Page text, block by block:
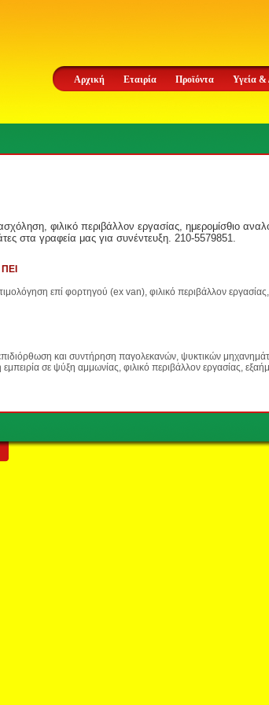
Αρχική Εταιρία Προϊόντα Υγεία &
φιλικό περιβάλλον εργασίας, ημερομίσθιο
στα γραφεία μας για συνέντευξη. 210-5579851.
επί φορτηγού (ex van), φιλικό περιβάλλον
και συντήρηση παγολεκανών, ψυκτικών
σε ψύξη αμμωνίας, φιλικό περιβάλλον εργασίας,